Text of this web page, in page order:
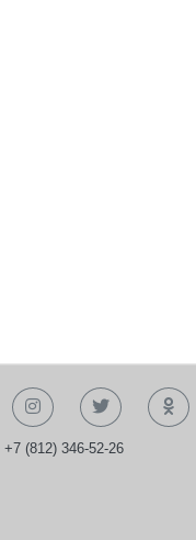
+7 (812) 346-52-26